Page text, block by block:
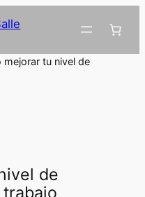
mejorar tu nivel de
de